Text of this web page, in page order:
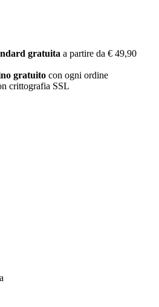
gratuita a partire da € 49,90
gratuito con ogni ordine
crittografia SSL